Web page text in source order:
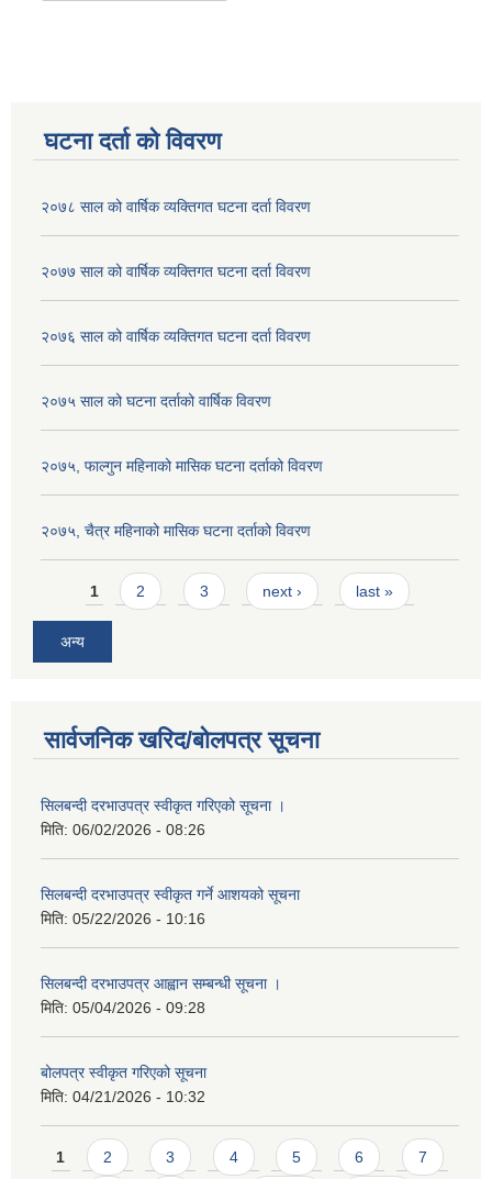
घटना दर्ता को विवरण
२०७८ साल को वार्षिक व्यक्तिगत घटना दर्ता विवरण
२०७७ साल को वार्षिक व्यक्तिगत घटना दर्ता विवरण
२०७६ साल को वार्षिक व्यक्तिगत घटना दर्ता विवरण
२०७५ साल को घटना दर्ताको वार्षिक विवरण
२०७५, फाल्गुन महिनाको मासिक घटना दर्ताको विवरण
२०७५, चैत्र महिनाको मासिक घटना दर्ताको विवरण
Pages
1 2 3 next › last »
अन्य
सार्वजनिक खरिद/बोलपत्र सूचना
सिलबन्दी दरभाउपत्र स्वीकृत गरिएको सूचना ।
मिति: 06/02/2026 - 08:26
सिलबन्दी दरभाउपत्र स्वीकृत गर्ने आशयको सूचना
मिति: 05/22/2026 - 10:16
सिलबन्दी दरभाउपत्र आह्वान सम्बन्धी सूचना ।
मिति: 05/04/2026 - 09:28
बोलपत्र स्वीकृत गरिएको सूचना
मिति: 04/21/2026 - 10:32
Pages
1 2 3 4 5 6 7